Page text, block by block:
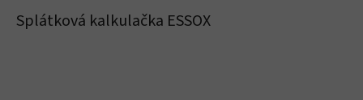
Splátková kalkulačka ESSOX